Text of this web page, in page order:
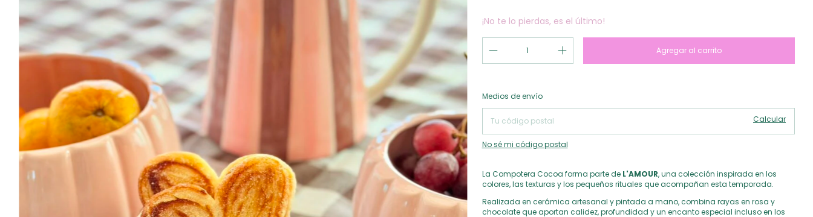
¡No te lo pierdas, es el último!
Entregas para el CP:
Medios de envío
Calcular
No sé mi código postal
La Compotera Cocoa forma parte de L'AMOUR, una colección inspirada en los
colores, las texturas y los pequeños rituales que acompañan esta temporada.
Realizada en cerámica artesanal y pintada a mano, combina rayas en rosa y
chocolate que aportan calidez, profundidad y un encanto especial incluso en los